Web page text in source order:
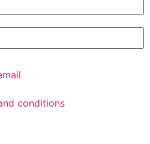
conditions